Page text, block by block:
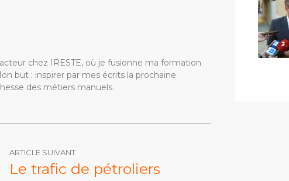
chez IRESTE, où je fusionne ma formation
but : inspirer par mes écrits la prochaine
des métiers manuels.
ARTICLE SUIVANT
Le trafic de pétroliers